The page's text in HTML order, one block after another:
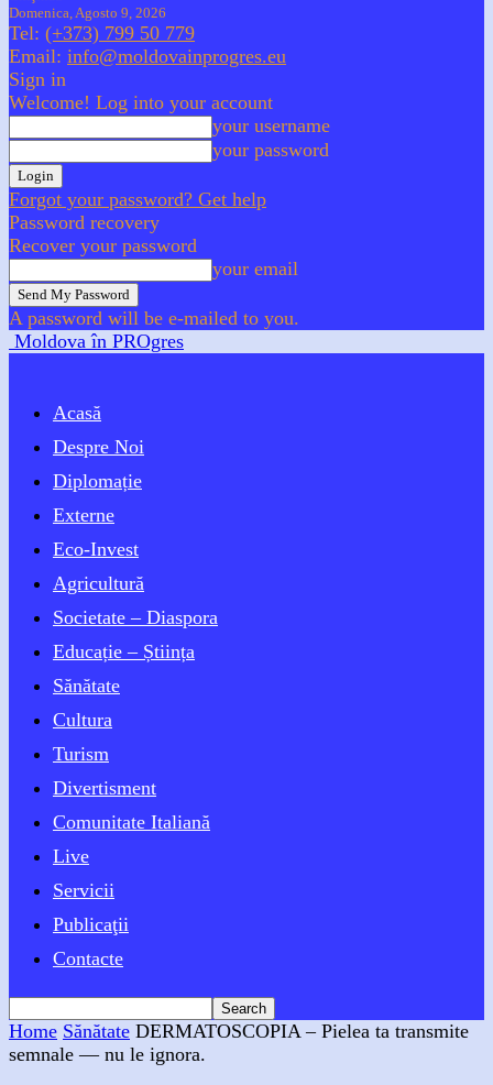
Domenica, Agosto 9, 2026
Tel: (+373) 799 50 779
Email: info@moldovainprogres.eu
Sign in
Welcome! Log into your account
your username
your password
Forgot your password? Get help
Password recovery
Recover your password
your email
A password will be e-mailed to you.
Moldova în PROgres
Acasă
Despre Noi
Diplomație
Externe
Eco-Invest
Agricultură
Societate – Diaspora
Educație – Știința
Sănătate
Cultura
Turism
Divertisment
Comunitate Italiană
Live
Servicii
Publicaţii
Contacte
Home Sănătate DERMATOSCOPIA – Pielea ta transmite
semnale — nu le ignora.